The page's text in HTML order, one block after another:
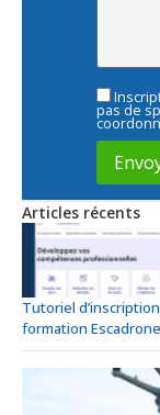
pas de
Articles récents
Tutoriel
formation Escadrone